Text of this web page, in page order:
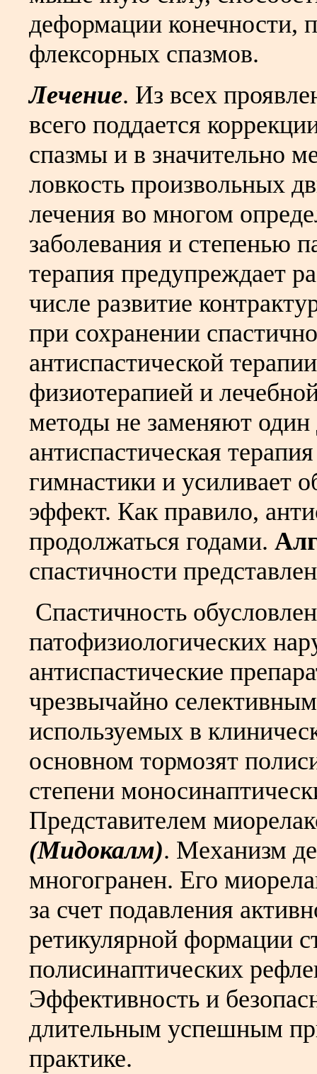
деформации конечности,
флексорных спазмов.
Лечение. Из всех
всего поддается
спазмы и в значительно
ловкость произвольных
лечения во многом
заболевания и степенью
терапия предупреждает
числе развитие
при сохранении
антиспастической
физиотерапией и
методы не заменяют
антиспастическая
гимнастики и усиливает
эффект. Как правило,
продолжаться годами.
спастичности
Спастичность
патофизиологических
антиспастические
чрезвычайно
используемых в
основном тормозят
степени
Представителем
(Мидокалм). Механизм
многогранен. Его
за счет подавления
ретикулярной формации
полисинаптических
Эффективность и
длительным успешным
практике.